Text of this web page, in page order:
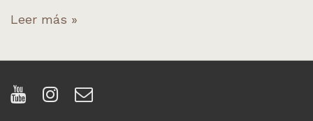
Videodemo
español
del
Victory
Leer más »